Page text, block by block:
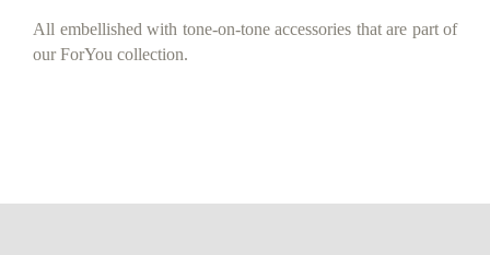
All embellished with tone-on-tone accessories that are part of
our ForYou collection.